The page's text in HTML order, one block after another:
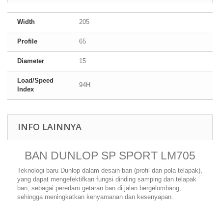
Width 205
Profile 65
Diameter 15
Load/Speed
Index
94H
INFO LAINNYA
BAN DUNLOP SP SPORT LM705
Teknologi baru Dunlop dalam desain ban (profil dan pola telapak),
yang dapat mengefektifkan fungsi dinding samping dan telapak
ban, sebagai peredam getaran ban di jalan bergelombang,
sehingga meningkatkan kenyamanan dan kesenyapan.